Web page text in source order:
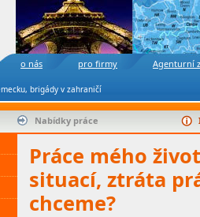
o nás pro firmy Agenturní
brigády v zahraničí
Nabídky práce
Práce mého
situací, ztráta
chceme?